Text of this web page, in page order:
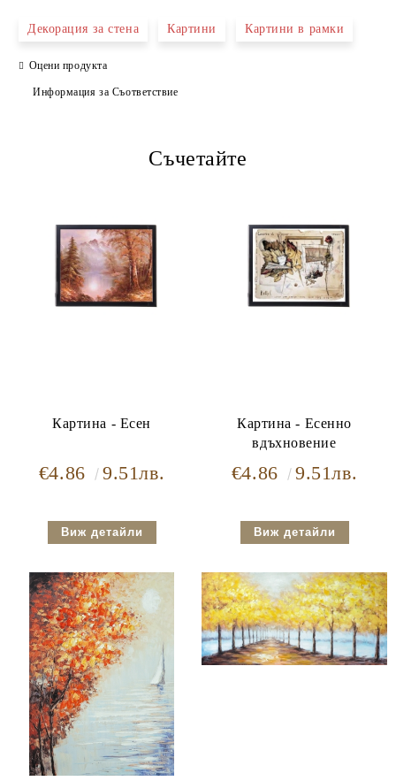
Ние ще се свържем с вас в рамките на работния ден.
Декорация за стена Картини Картини в рамки
Оцени продукта
Информация за Съответствие
Съчетайте
Картина - Есен
€4.86 9.51лв.
Виж детайли
Картина - Есенно
вдъхновение
€4.86 9.51лв.
Виж детайли